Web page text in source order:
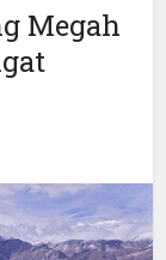
Megah